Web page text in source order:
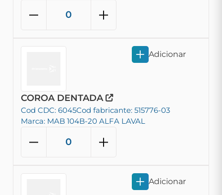
COROA DENTADA
Cod CDC: 6045Cod fabricante: 515776-03
Marca: MAB 104B-20 ALFA LAVAL
Adicionar
Adicionar